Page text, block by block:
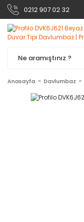
0212 907 02 32
Anasayfa Davlumbaz